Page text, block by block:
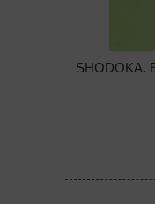
SHODOKA.